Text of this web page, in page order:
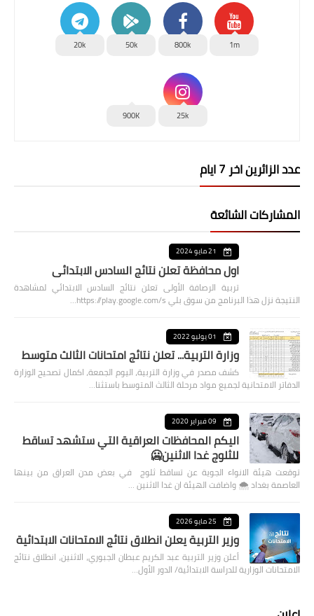
1m
800k
50k
20k
25k
900K
عدد الزائرين اخر 7 ايام
المشاركات الشائعة
21 مايو 2024
اول محافظة تعلن نتائج السادس الابتدائي
تربية الرصافة الأولى تعلن نتائج السادس الابتدائي لمشاهدة
النتيجة نزل هذا البرنامج من سوق بلي https://play.google.com/s…
01 يوليو 2022
وزارة التربية... تعلن نتائج امتحانات الثالث متوسط
كشف مصدر في وزارة التربية، اليوم الجمعة، اكمال تصحيح الوزارة
الدفاتر الامتحانية لجميع مواد مرحلة الثالث المتوسط باستثنا…
09 فبراير 2020
اليكم المحافظات العراقية التي ستشهد تساقط
للثلوج غدا الاثنين🥶
توقعت هيئة الانواء الجوية عن تساقط ثلوج في بعض مدن العراق من بينها
العاصمة بغداد ⁦🌨️⁩ واضافت الهيئة ان غدا الاثنين …
25 مايو 2026
وزير التربية يعلن انطلاق نتائج الامتحانات الابتدائية
أعلن وزير التربية عبد الكريم عبطان الجبوري، الاثنين، انطلاق نتائج
الامتحانات الوزارية للدراسة الابتدائية/ الدور الأول…